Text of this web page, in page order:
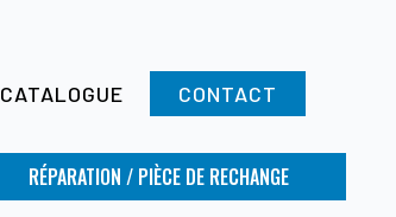
CATALOGUE CONTACT
RÉPARATION / PIÈCE DE RECHANGE